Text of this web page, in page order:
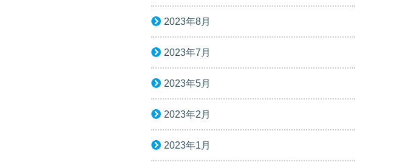
2023年8月
2023年7月
2023年5月
2023年2月
2023年1月